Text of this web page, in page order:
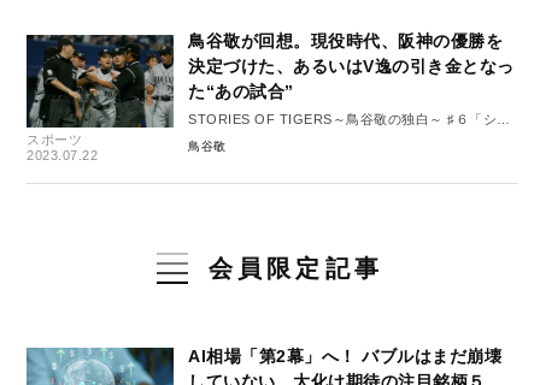
スポーツ
2023.07.22
鳥谷敬が回想。現役時代、阪神の優勝を
決定づけた、あるいはV逸の引き金となっ
た“あの試合”
STORIES OF TIGERS～鳥谷敬の独白～ ♯６「シー
ズンの流れを左右する試合」
鳥谷敬
会員限定記事
AI相場「第2幕」へ！ バブルはまだ崩壊